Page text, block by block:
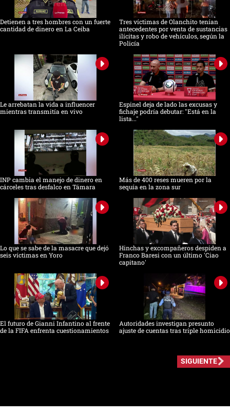
Detienen a tres hombres con un fuerte
cantidad de dinero en La Ceiba
Tres víctimas de Olanchito tenían
antecedentes por venta de sustancias
ilícitas y robo de vehículos, según la
Policía
Le arrebatan la vida a influencer
mientras transmitía en vivo
Espinel deja de lado las excusas y
fichaje podría debutar: "Está en la
lista..."
INP cambia el manejo de dinero en
cárceles tras desfalco en Támara
Más de 400 reses mueren por la
sequía en la zona sur
Lo que se sabe de la masacre que dejó
seis víctimas en Yoro
Hinchas y excompañeros despiden a
Franco Baresi con un último 'Ciao
capitano'
El futuro de Gianni Infantino al frente
de la FIFA enfrenta cuestionamientos
Autoridades investigan presunto
ajuste de cuentas tras triple homicidio
SIGUIENTE